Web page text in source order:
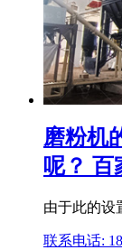
磨粉机
呢？ 百
由于此的设
联系电话: